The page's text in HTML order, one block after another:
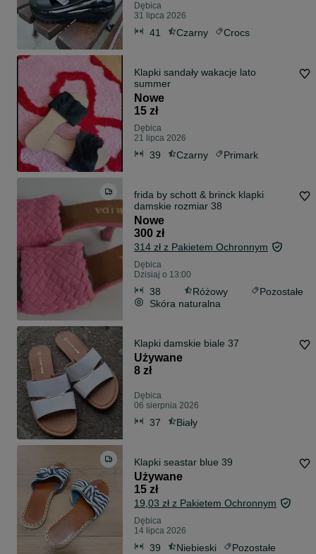
Dębica
31 lipca 2026
41 Czarny Crocs
Klapki sandały wakacje lato
summer
Nowe
15 zł
Dębica
21 lipca 2026
39 Czarny Primark
frida by schott & brinck klapki
damskie rozmiar 38
Nowe
300 zł
314 zł z Pakietem Ochronnym
Dębica
Dzisiaj o 13:00
38 Różowy
Pozostałe
Skóra naturalna
Klapki damskie biale 37
Używane
8 zł
Dębica
06 sierpnia 2026
37 Biały
Klapki seastar blue 39
Używane
15 zł
19,03 zł z Pakietem Ochronnym
Dębica
14 lipca 2026
39 Niebieski Pozostałe